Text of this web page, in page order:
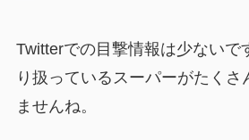
Twitterでの目撃情報は少ないで
り扱っているスーパーがたくさ
ませんね。